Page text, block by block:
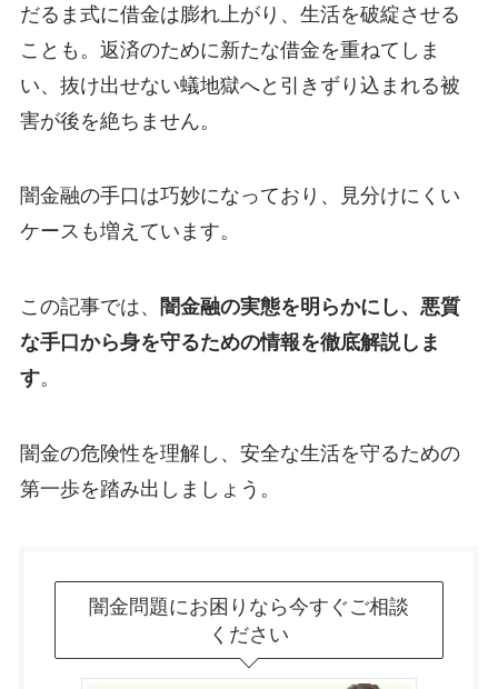
だるま式に借金は膨れ上がり、生活を破綻させる
ことも。返済のために新たな借金を重ねてしま
い、抜け出せない蟻地獄へと引きずり込まれる被
害が後を絶ちません。
闇金融の手口は巧妙になっており、見分けにくい
ケースも増えています。
この記事では、 闇金融の実態を明らかにし、悪質
な手口から身を守るための情報を徹底解説しま
す。
闇金の危険性を理解し、安全な生活を守るための
第一歩を踏み出しましょう。
闇金問題にお困りなら今すぐご相談
ください